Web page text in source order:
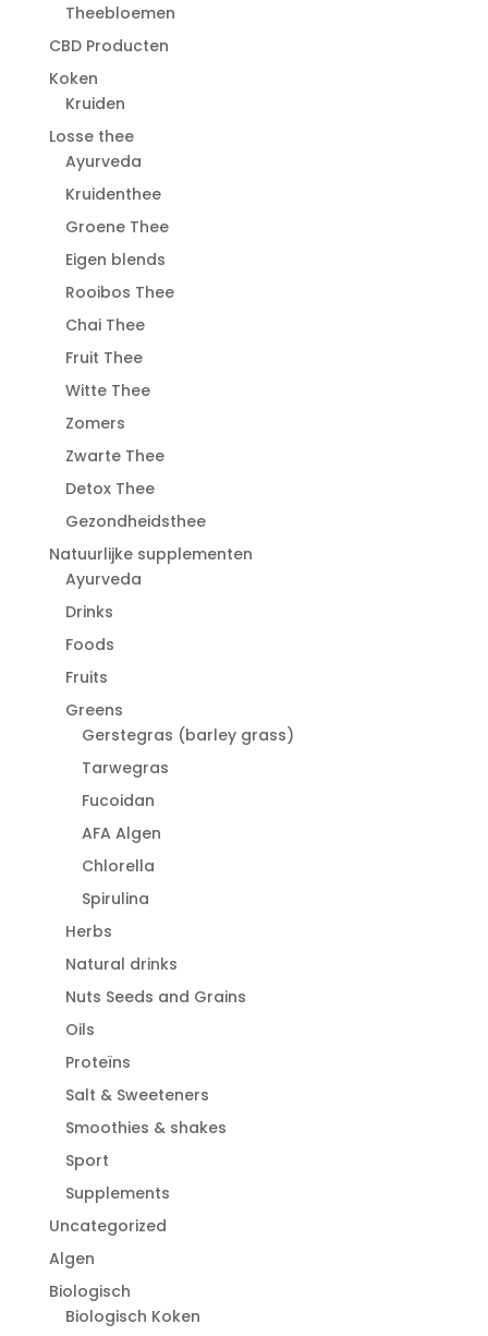
Theebloemen
CBD Producten
Koken
Kruiden
Losse thee
Ayurveda
Kruidenthee
Groene Thee
Eigen blends
Rooibos Thee
Chai Thee
Fruit Thee
Witte Thee
Zomers
Zwarte Thee
Detox Thee
Gezondheidsthee
Natuurlijke supplementen
Ayurveda
Drinks
Foods
Fruits
Greens
Gerstegras (barley grass)
Tarwegras
Fucoidan
AFA Algen
Chlorella
Spirulina
Herbs
Natural drinks
Nuts Seeds and Grains
Oils
Proteïns
Salt & Sweeteners
Smoothies & shakes
Sport
Supplements
Uncategorized
Algen
Biologisch
Biologisch Koken